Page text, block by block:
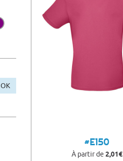
OK
#E150
À partir de 2,01€